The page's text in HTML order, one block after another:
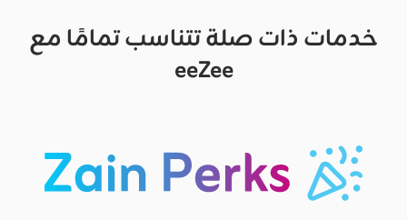
خدمات ذات صلة تتناسب تمامًا مع
eeZee